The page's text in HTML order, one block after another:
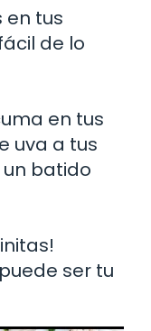
tus
de lo
en tus
uva a tus
batido
ser tu